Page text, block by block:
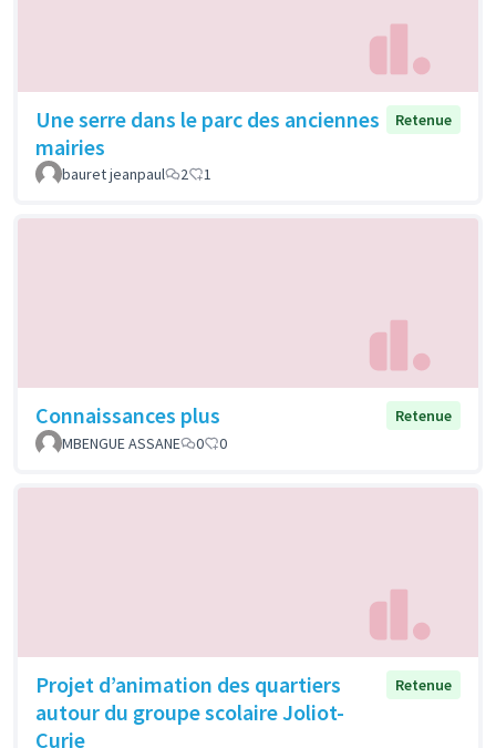
Une serre dans le parc des anciennes
mairies
Retenue
bauret jeanpaul 2 1
Connaissances plus
Retenue
MBENGUE ASSANE
0 0
Projet d’animation des quartiers
autour du groupe scolaire Joliot-
Curie
Retenue